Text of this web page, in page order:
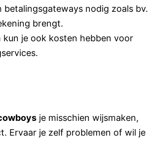
betalingsgateways nodig zoals bv.
brengt.
je ook kosten hebben voor
.
je misschien wijsmaken,
Ervaar je zelf problemen of wil je